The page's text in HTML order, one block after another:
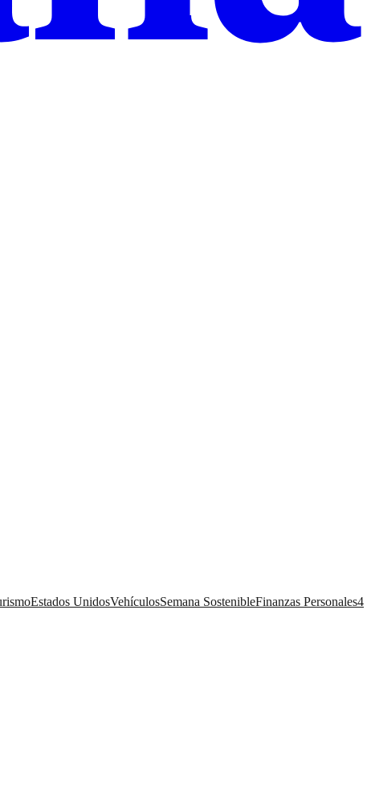
Estados UnidosVehículosSemana SostenibleFinanzas Personales4